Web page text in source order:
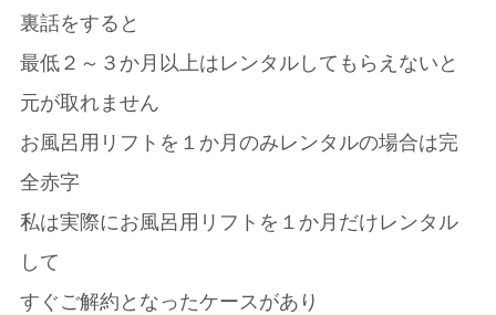
裏話をすると
最低２～３か月以上はレンタルしてもらえないと
元が取れません
お風呂用リフトを１か月のみレンタルの場合は完
全赤字
私は実際にお風呂用リフトを１か月だけレンタル
して
すぐご解約となったケースがあり